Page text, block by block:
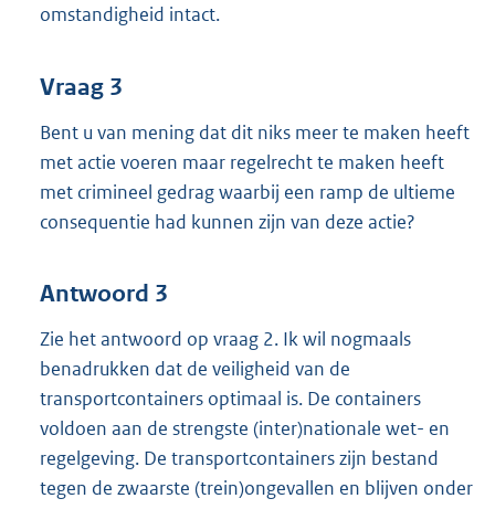
omstandigheid intact.
Vraag 3
Bent u van mening dat dit niks meer te maken heeft
met actie voeren maar regelrecht te maken heeft
met crimineel gedrag waarbij een ramp de ultieme
consequentie had kunnen zijn van deze actie?
Antwoord 3
Zie het antwoord op vraag 2. Ik wil nogmaals
benadrukken dat de veiligheid van de
transportcontainers optimaal is. De containers
voldoen aan de strengste (inter)nationale wet- en
regelgeving. De transportcontainers zijn bestand
tegen de zwaarste (trein)ongevallen en blijven onder